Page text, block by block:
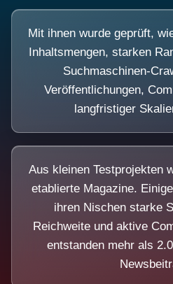
Mit ihnen wurde geprüft,
Inhaltsmengen, starken
Suchmaschinen-
Veröffentlichungen,
langfristiger
Aus kleinen Testprojekten
etablierte Magazine.
ihren Nischen starke
Reichweite und aktive
entstanden mehr als